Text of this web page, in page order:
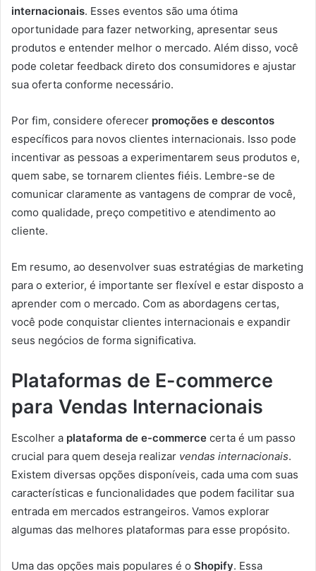
internacionais. Esses eventos são uma ótima
oportunidade para fazer networking, apresentar seus
produtos e entender melhor o mercado. Além disso, você
pode coletar feedback direto dos consumidores e ajustar
sua oferta conforme necessário.
Por fim, considere oferecer promoções e descontos
específicos para novos clientes internacionais. Isso pode
incentivar as pessoas a experimentarem seus produtos e,
quem sabe, se tornarem clientes fiéis. Lembre-se de
comunicar claramente as vantagens de comprar de você,
como qualidade, preço competitivo e atendimento ao
cliente.
Em resumo, ao desenvolver suas estratégias de marketing
para o exterior, é importante ser flexível e estar disposto a
aprender com o mercado. Com as abordagens certas,
você pode conquistar clientes internacionais e expandir
seus negócios de forma significativa.
Plataformas de E-commerce
para Vendas Internacionais
Escolher a plataforma de e-commerce certa é um passo
crucial para quem deseja realizar vendas internacionais.
Existem diversas opções disponíveis, cada uma com suas
características e funcionalidades que podem facilitar sua
entrada em mercados estrangeiros. Vamos explorar
algumas das melhores plataformas para esse propósito.
Uma das opções mais populares é o Shopify. Essa